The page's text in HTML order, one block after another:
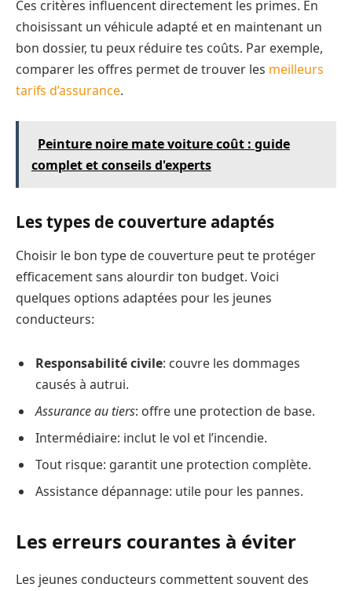
Ces critères influencent directement les primes. En
choisissant un véhicule adapté et en maintenant un
bon dossier, tu peux réduire tes coûts. Par exemple,
comparer les offres permet de trouver les meilleurs
tarifs d’assurance.
Peinture noire mate voiture coût : guide
complet et conseils d'experts
Les types de couverture adaptés
Choisir le bon type de couverture peut te protéger
efficacement sans alourdir ton budget. Voici
quelques options adaptées pour les jeunes
conducteurs:
Responsabilité civile: couvre les dommages
causés à autrui.
Assurance au tiers: offre une protection de base.
Intermédiaire: inclut le vol et l’incendie.
Tout risque: garantit une protection complète.
Assistance dépannage: utile pour les pannes.
Les erreurs courantes à éviter
Les jeunes conducteurs commettent souvent des